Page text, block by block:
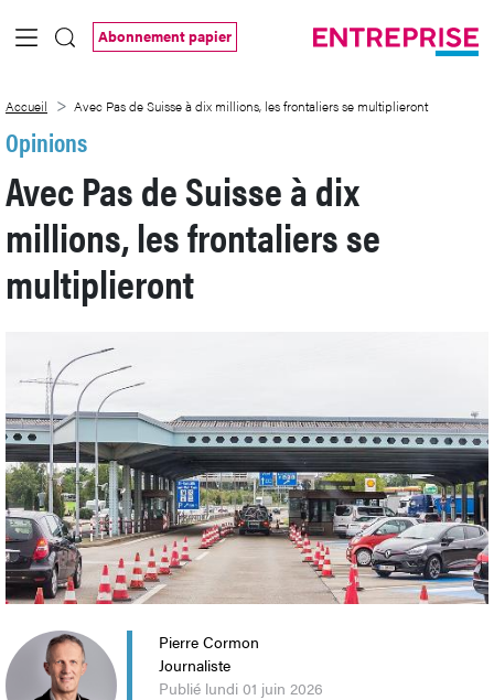
Saut au contenu principal
Abonnement papier
Accueil Avec Pas de Suisse à dix millions, les frontaliers se multiplieront
Opinions
Avec Pas de Suisse à dix
millions, les frontaliers se
multiplieront
Pierre Cormon
Journaliste
Publié lundi 01 juin 2026